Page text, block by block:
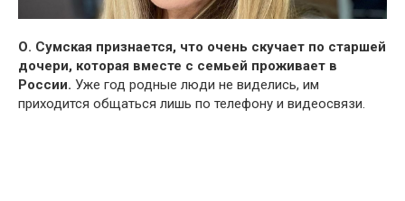
О. Сумская признается, что очень скучает по старшей
дочери, которая вместе с семьей проживает в
России. Уже год родные люди не виделись, им
приходится общаться лишь по телефону и видеосвязи.